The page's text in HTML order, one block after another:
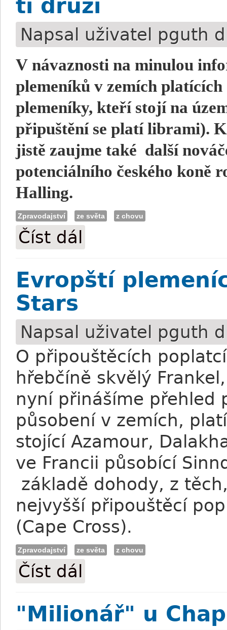
ti druzí
Napsal uživatel pguth
V návaznosti na minulou
plemeníků v zemích
plemeníky, kteří stojí na
připuštění se platí librami).
jistě zaujme také další
potenciálního českého koně
Halling.
Zpravodajství ze světa z chovu
Číst dál
Evropští
Stars
Napsal uživatel pguth
O připouštěcích
hřebčíně skvělý
nyní přinášíme
působení v zemích,
stojící Azamour,
ve Francii působící
základě dohody, z
nejvyšší připouštěcí
(Cape Cross).
Zpravodajství ze světa z chovu
Číst dál
"Milionář" u